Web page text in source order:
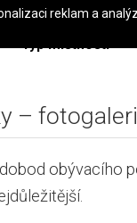
Typ místnosti
–
obývacího
reklam a